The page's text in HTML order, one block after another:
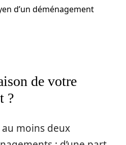
d’un déménagement
de votre
?
au moins deux